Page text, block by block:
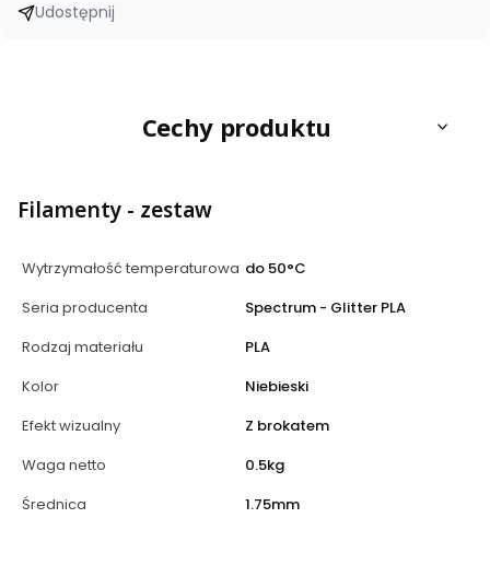
Udostępnij
Cechy produktu
Filamenty - zestaw
Wytrzymałość temperaturowa do 50°C
Seria producenta
Spectrum - Glitter PLA
Rodzaj materiału
PLA
Kolor
Niebieski
Efekt wizualny
Z brokatem
Waga netto
0.5kg
Średnica
1.75mm